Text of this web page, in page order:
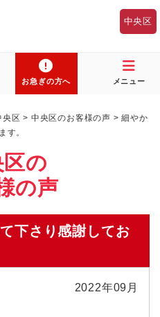
中央区
お急ぎの方へ メニュー
央区 > 中央区のお客様の声 >細やか
す。
の
の声
下さり感謝してお
2022年09月